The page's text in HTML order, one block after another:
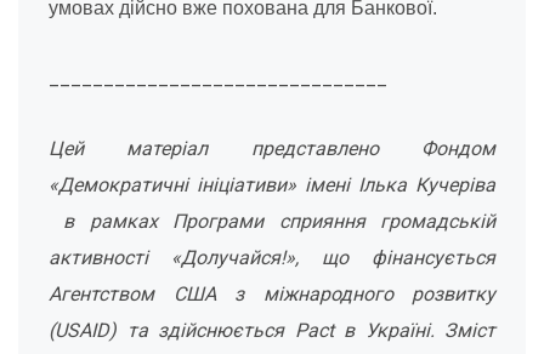
умовах дійсно вже похована для Банкової.
Цей матеріал представлено Фондом
«Демократичні ініціативи» імені Ілька Кучеріва
в рамках Програми сприяння громадській
активності «Долучайся!», що фінансується
Агентством США з міжнародного розвитку
(USAID) та здійснюється Pact в Україні. Зміст